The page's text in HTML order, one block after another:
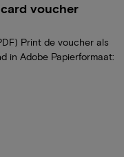
voucher
Print de voucher als
in Adobe Papierformaat: